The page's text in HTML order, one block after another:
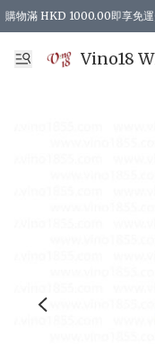
購物滿 HKD 1000.00即享免
Vino18